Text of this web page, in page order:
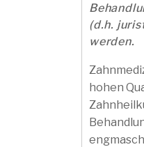
(d.h.
werden.
hohen